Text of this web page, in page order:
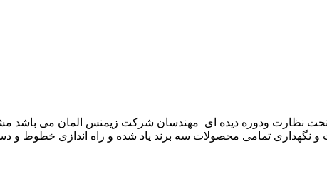
تکنوست با مدیریت مهندس علی فرخانی که از سال ۱۳۶۵ تحت نظارت ودوره دیده ای
نگهداری تمامی محصولات سه برند یاد شده و راه اندازی خطوط و